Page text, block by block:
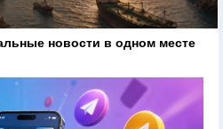
новости в одном месте